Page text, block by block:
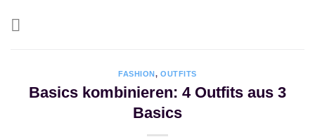
FASHION,OUTFITS
Basics kombinieren: 4 Outfits aus 3
Basics